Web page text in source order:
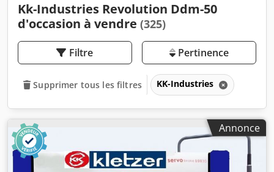
Kk-Industries Revolution Ddm-50
d'occasion à vendre (325)
Filtre Pertinence
Supprimer tous les filtres KK-Industries
Annonce